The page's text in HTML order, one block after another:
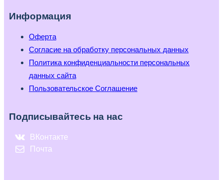
Информация
Оферта
Согласие на обработку персональных данных
Политика конфиденциальности персональных
данных сайта
Пользовательское Соглашение
Подписывайтесь на нас
ВКонтакте
Почта